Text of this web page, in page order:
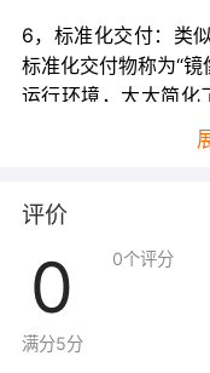
6，标准化交付：类
标准化交付物称为“
运行环境，大大简化
应用程序的部署和管
Docker常见命令：
docker images 查看
docker pull <name>
评价
0
满分5分
0个评分